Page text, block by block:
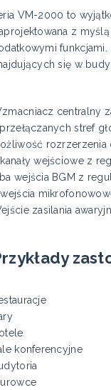
VM-2000 to
z
się w
centralny
stref
rozrzerzenia
wejściowe z
wejścia BGM z
zasilania
konferencyjne